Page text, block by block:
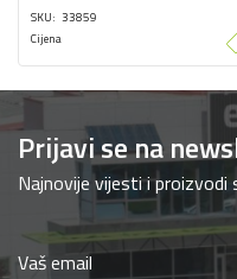
SKU 33859
Cijena
Prijavi se na
Najnovije vijesti i